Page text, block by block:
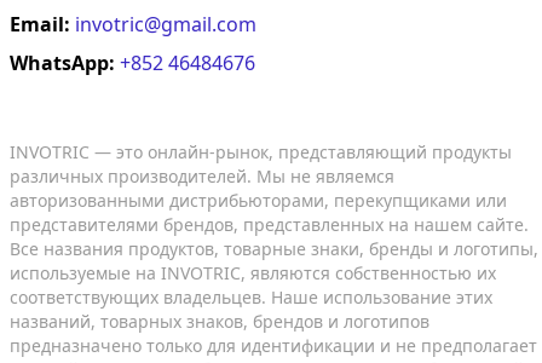
Email: invotric@gmail.com
WhatsApp: +852 46484676
INVOTRIC — это онлайн-рынок, представляющий продукты
различных производителей. Мы не являемся
авторизованными дистрибьюторами, перекупщиками или
представителями брендов, представленных на нашем сайте.
Все названия продуктов, товарные знаки, бренды и логотипы,
используемые на INVOTRIC, являются собственностью их
соответствующих владельцев. Наше использование этих
названий, товарных знаков, брендов и логотипов
предназначено только для идентификации и не предполагает